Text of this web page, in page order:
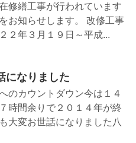
修繕工事が行われています
お知らせします。 改修工事
２年３月１９日～平成...
になりました
のカウントダウン今は１４
時間余りで２０１４年が終
大変お世話になりました八